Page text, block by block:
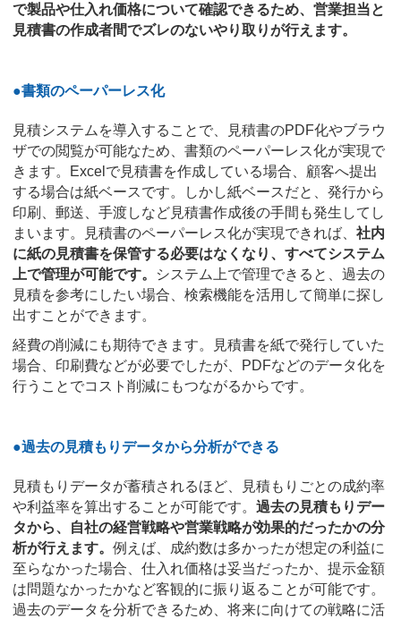
で製品や仕入れ価格について確認できるため、営業担当と
見積書の作成者間でズレのないやり取りが行えます。
●書類のペーパーレス化
見積システムを導入することで、見積書のPDF化やブラウ
ザでの閲覧が可能なため、書類のペーパーレス化が実現で
きます。Excelで見積書を作成している場合、顧客へ提出
する場合は紙ベースです。しかし紙ベースだと、発行から
印刷、郵送、手渡しなど見積書作成後の手間も発生してし
まいます。見積書のペーパーレス化が実現できれば、 社内
に紙の見積書を保管する必要はなくなり、すべてシステム
上で管理が可能です。
システム上で管理できると、過去の
見積を参考にしたい場合、検索機能を活用して簡単に探し
出すことができます。
経費の削減にも期待できます。見積書を紙で発行していた
場合、印刷費などが必要でしたが、PDFなどのデータ化を
行うことでコスト削減にもつながるからです。
●過去の見積もりデータから分析ができる
見積もりデータが蓄積されるほど、見積もりごとの成約率
や利益率を算出することが可能です。 過去の見積もりデー
タから、自社の経営戦略や営業戦略が効果的だったかの分
析が行えます。 例えば、成約数は多かったが想定の利益に
至らなかった場合、仕入れ価格は妥当だったか、提示金額
は問題なかったかなど客観的に振り返ることが可能です。
過去のデータを分析できるため、将来に向けての戦略に活